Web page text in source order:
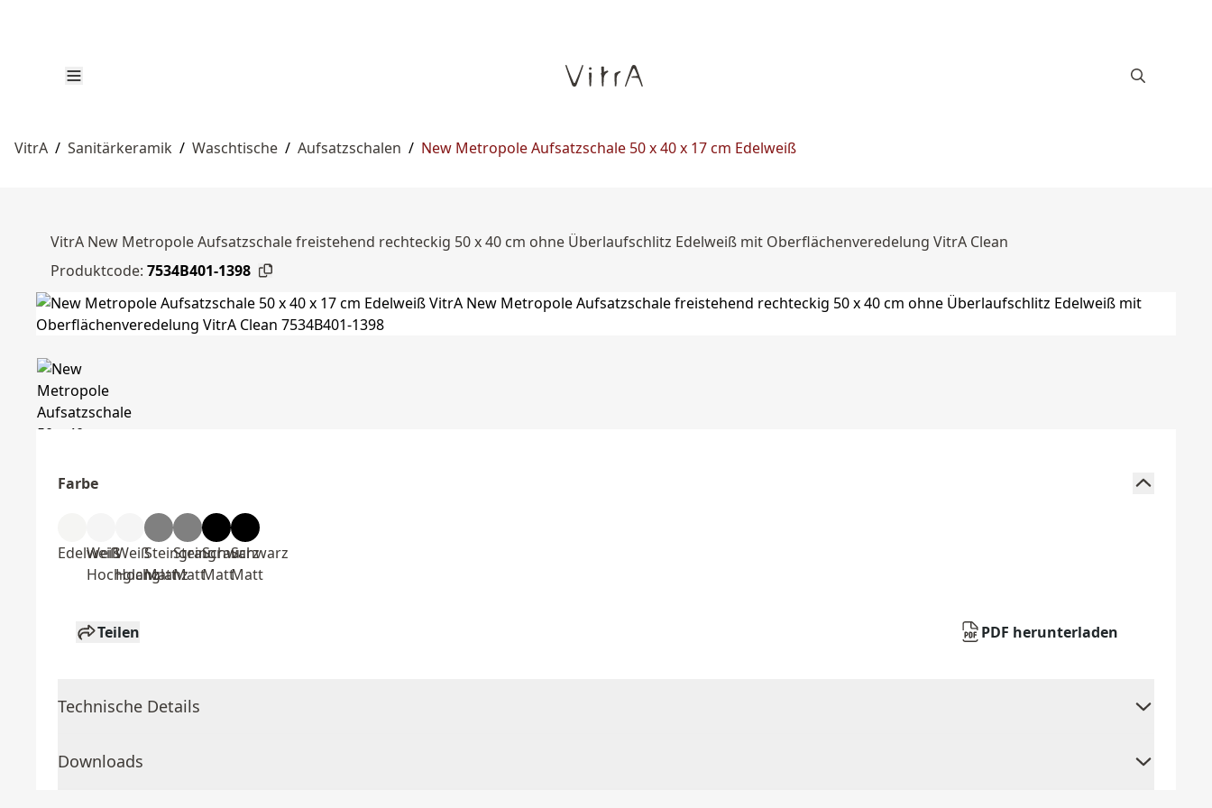
VitrA / Sanitärkeramik / Waschtische / Aufsatzschalen / New Metropole Aufsatzschale 50 x 40 x 17 cm Edelweiß
VitrA New Metropole Aufsatzschale freistehend rechteckig 50 x 40 cm ohne Überlaufschlitz Edelweiß mit Oberflächenveredelung VitrA Clean
Produktcode: 7534B401-1398
Farbe
Edelweiß
Weiß
Hochglanz
Weiß
Hochglanz
Steingrau
Matt
Steingrau
Matt
Schwarz
Matt
Schwarz
Matt
Teilen PDF herunterladen
Technische Details
Downloads